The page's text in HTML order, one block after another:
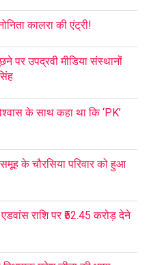
कालरा की एंट्री!
पर उपद्रवी मीडिया संस्थानों
के साथ कहा था कि ‘PK’
के चौरसिया परिवार को हुआ
राशि पर ₹52.45 करोड़ देने